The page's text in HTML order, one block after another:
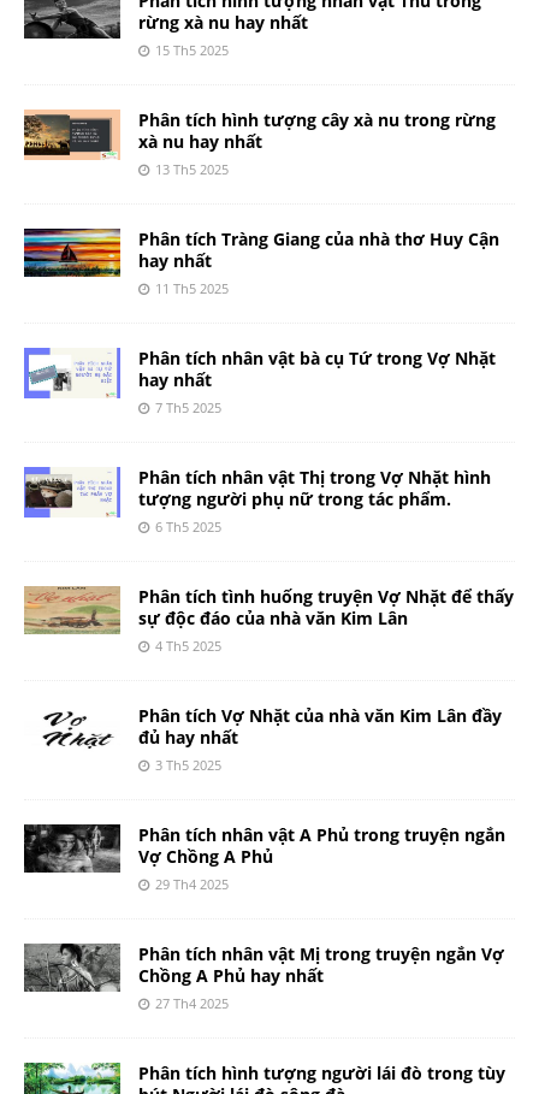
rừng xà nu hay nhất
15 Th5 2025
Phân tích hình tượng cây xà nu trong rừng
xà nu hay nhất
13 Th5 2025
Phân tích Tràng Giang của nhà thơ Huy Cận
hay nhất
11 Th5 2025
Phân tích nhân vật bà cụ Tứ trong Vợ Nhặt
hay nhất
7 Th5 2025
Phân tích nhân vật Thị trong Vợ Nhặt hình
tượng người phụ nữ trong tác phẩm.
6 Th5 2025
Phân tích tình huống truyện Vợ Nhặt để thấy
sự độc đáo của nhà văn Kim Lân
4 Th5 2025
Phân tích Vợ Nhặt của nhà văn Kim Lân đầy
đủ hay nhất
3 Th5 2025
Phân tích nhân vật A Phủ trong truyện ngắn
Vợ Chồng A Phủ
29 Th4 2025
Phân tích nhân vật Mị trong truyện ngắn Vợ
Chồng A Phủ hay nhất
27 Th4 2025
Phân tích hình tượng người lái đò trong tùy